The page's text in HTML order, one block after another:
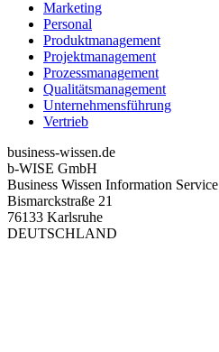
Marketing
Personal
Produktmanagement
Projektmanagement
Prozessmanagement
Qualitätsmanagement
Unternehmensführung
Vertrieb
business-wissen.de
b-WISE GmbH
Business Wissen Information Service
Bismarckstraße 21
76133 Karlsruhe
DEUTSCHLAND